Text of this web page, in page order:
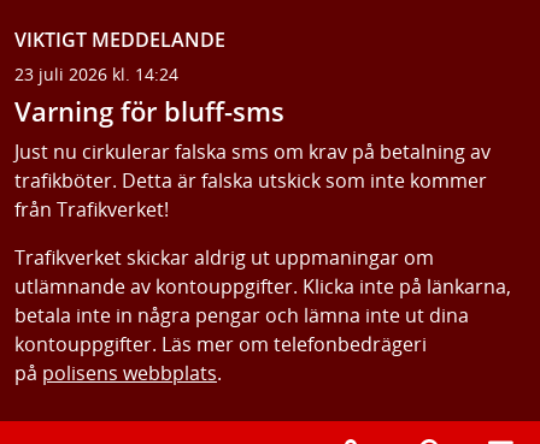
VIKTIGT MEDDELANDE
23 juli 2026 kl. 14:24
Varning för bluff-sms
Just nu cirkulerar falska sms om krav på betalning av
trafikböter. Detta är falska utskick som inte kommer
från Trafikverket!
Trafikverket skickar aldrig ut uppmaningar om
utlämnande av kontouppgifter. Klicka inte på länkarna,
betala inte in några pengar och lämna inte ut dina
kontouppgifter. Läs mer om telefonbedrägeri
på polisens webbplats.